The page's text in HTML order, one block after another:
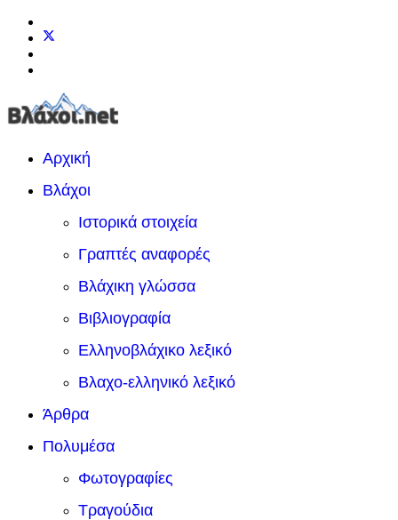
Αρχική
Βλάχοι
Ιστορικά στοιχεία
Γραπτές αναφορές
Βλάχικη γλώσσα
Βιβλιογραφία
Ελληνοβλάχικο λεξικό
Βλαχο-ελληνικό λεξικό
Άρθρα
Πολυμέσα
Φωτογραφίες
Τραγούδια